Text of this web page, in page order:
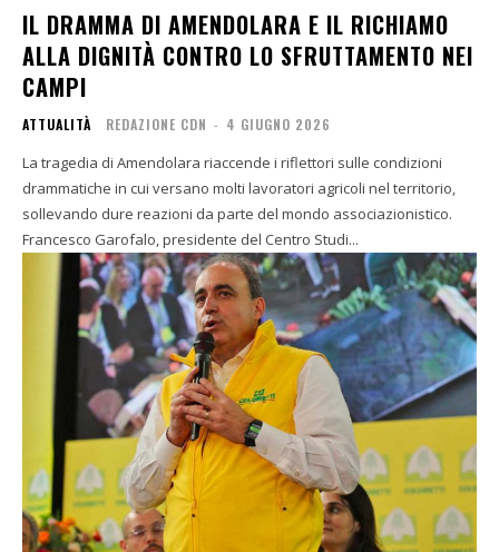
IL DRAMMA DI AMENDOLARA E IL RICHIAMO
ALLA DIGNITÀ CONTRO LO SFRUTTAMENTO NEI
CAMPI
ATTUALITÀ REDAZIONE CDN - 4 GIUGNO 2026
La tragedia di Amendolara riaccende i riflettori sulle condizioni
drammatiche in cui versano molti lavoratori agricoli nel territorio,
sollevando dure reazioni da parte del mondo associazionistico.
Francesco Garofalo, presidente del Centro Studi...